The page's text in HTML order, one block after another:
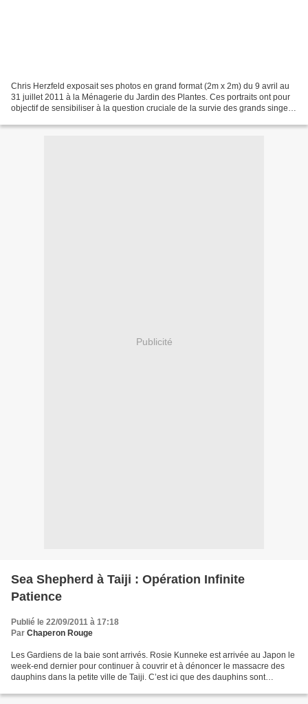
Chris Herzfeld exposait ses photos en grand format (2m x 2m) du 9 avril au
31 juillet 2011 à la Ménagerie du Jardin des Plantes. Ces portraits ont pour
objectif de sensibiliser à la question cruciale de la survie des grands singes.
Publicité
Sea Shepherd à Taiji : Opération Infinite
Patience
Publié le 22/09/2011 à 17:18
Par Chaperon Rouge
Les Gardiens de la baie sont arrivés. Rosie Kunneke est arrivée au Japon le
week-end dernier pour continuer à couvrir et à dénoncer le massacre des
dauphins dans la petite ville de Taiji. C’est ici que des dauphins sont